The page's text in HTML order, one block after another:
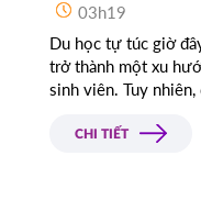
03h19
Du học tự túc giờ
trở thành một xu
sinh viên. Tuy
lý, thủ tục quan trọng.
CHI TIẾT